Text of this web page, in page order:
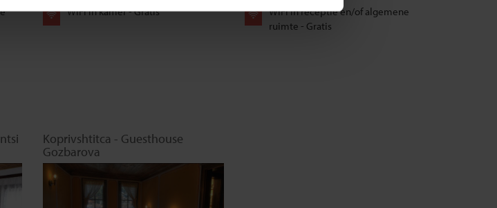
WIFI in kamer - Gratis
WIFI in receptie en/of algemene
ruimte - Gratis
Koprivshtitca - Guesthouse
Gozbarova